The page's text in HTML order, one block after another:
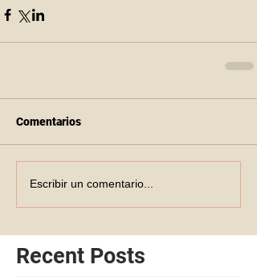
Comentarios
Escribir un comentario...
Recent Posts